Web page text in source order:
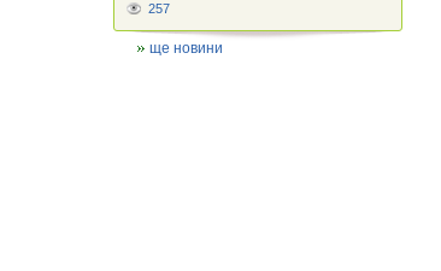
257
ще новини